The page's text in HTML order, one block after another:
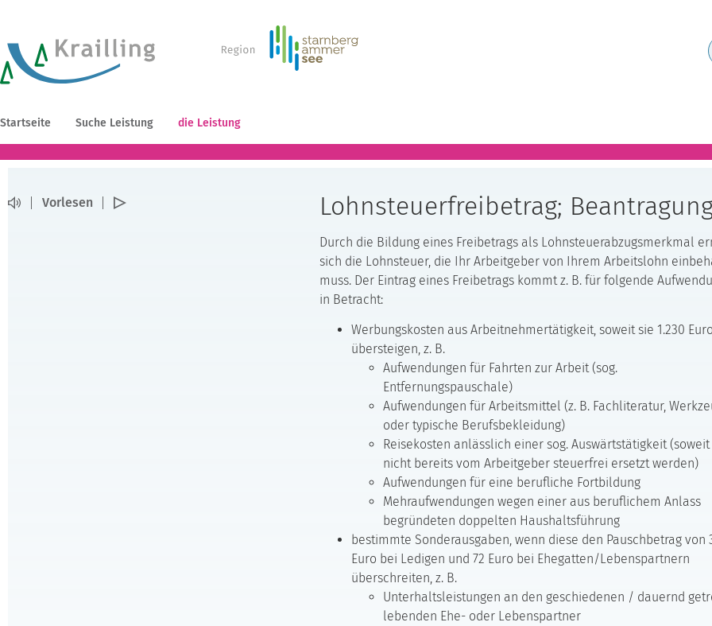
Startseite Suche Leistung die Leistung
Vorlesen Lohnsteuerfreibetrag;
Durch die Bildung eines Freibetrags als Lohnsteuerabzugsmerkmal
sich die Lohnsteuer, die Ihr Arbeitgeber von Ihrem Arbeitslohn
muss. Der Eintrag eines Freibetrags kommt z. B. für folgende
in Betracht:
Werbungskosten aus Arbeitnehmertätigkeit, soweit sie 1.230 Euro
übersteigen, z. B.
Aufwendungen für Fahrten zur Arbeit (sog.
Entfernungspauschale)
Aufwendungen für Arbeitsmittel (z. B. Fachliteratur,
oder typische Berufsbekleidung)
Reisekosten anlässlich einer sog. Auswärtstätigkeit
nicht bereits vom Arbeitgeber steuerfrei ersetzt werden)
Aufwendungen für eine berufliche Fortbildung
Mehraufwendungen wegen einer aus beruflichem Anlass
begründeten doppelten Haushaltsführung
bestimmte Sonderausgaben, wenn diese den Pauschbetrag von
Euro bei Ledigen und 72 Euro bei Ehegatten/Lebenspartnern
überschreiten, z. B.
Unterhaltsleistungen an den geschiedenen / dauernd
lebenden Ehe- oder Lebenspartner